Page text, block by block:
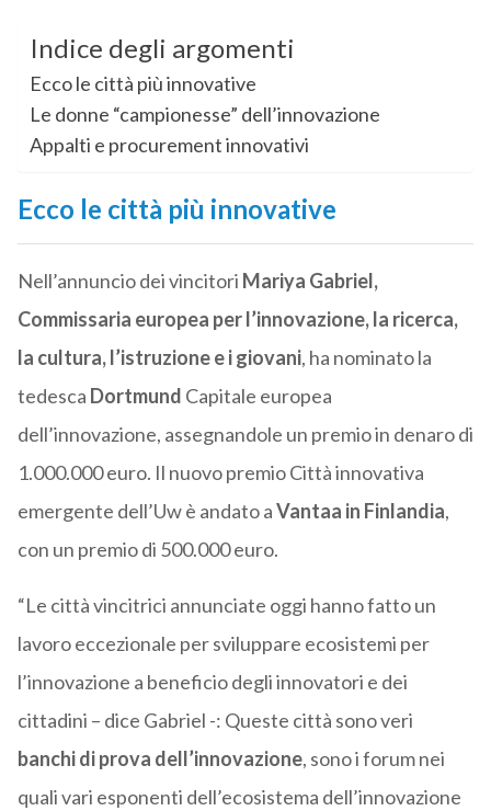
Indice degli argomenti
Ecco le città più innovative
Le donne “campionesse” dell’innovazione
Appalti e procurement innovativi
Ecco le città più innovative
Nell’annuncio dei vincitori Mariya Gabriel,
Commissaria europea per l’innovazione, la ricerca,
la cultura, l’istruzione e i giovani, ha nominato la
tedesca Dortmund Capitale europea
dell’innovazione, assegnandole un premio in denaro di
1.000.000 euro. Il nuovo premio Città innovativa
emergente dell’Uw è andato aVantaa in Finlandia,
con un premio di 500.000 euro.
“Le città vincitrici annunciate oggi hanno fatto un
lavoro eccezionale per sviluppare ecosistemi per
l’innovazione a beneficio degli innovatori e dei
cittadini – dice Gabriel -: Queste città sono veri
banchi di prova dell’innovazione, sono i forum nei
quali vari esponenti dell’ecosistema dell’innovazione